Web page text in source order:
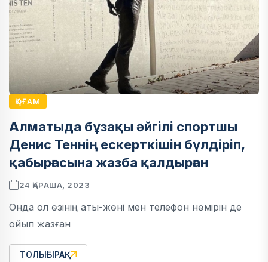
ҚОҒАМ
Алматыда бұзақы әйгілі спортшы
Денис Теннің ескерткішін бүлдіріп,
қабырғасына жазба қалдырған
24 ҚАРАША, 2023
Онда ол өзінің аты-жөні мен телефон нөмірін де
ойып жазған
ТОЛЫҒЫРАҚ